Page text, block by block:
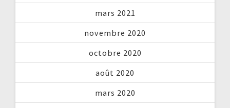
mars 2021
novembre 2020
octobre 2020
août 2020
mars 2020